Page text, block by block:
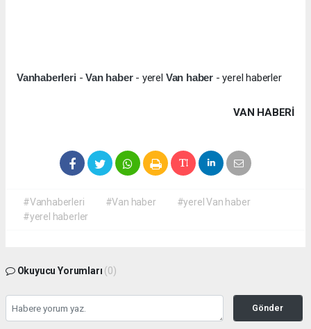
Vanhaberleri -Van haber - yerel Van haber - yerel haberler
VAN HABERİ
#Vanhaberleri #Van haber
#yerel Van haber
#yerel haberler
Okuyucu Yorumları (0)
Gönder